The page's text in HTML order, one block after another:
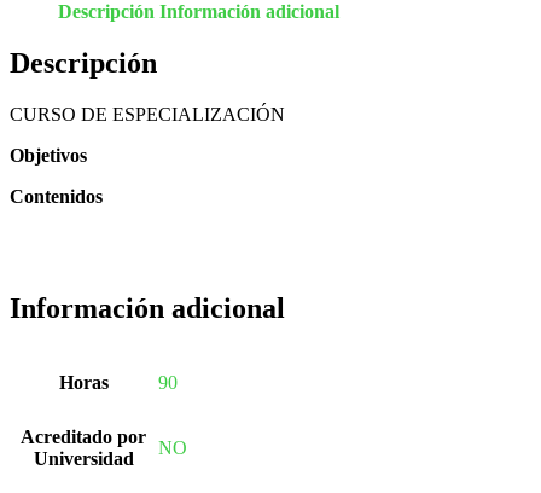
Descripción Información adicional
Descripción
CURSO DE ESPECIALIZACIÓN
Objetivos
Contenidos
Información adicional
Horas 90
Acreditado por
Universidad
NO